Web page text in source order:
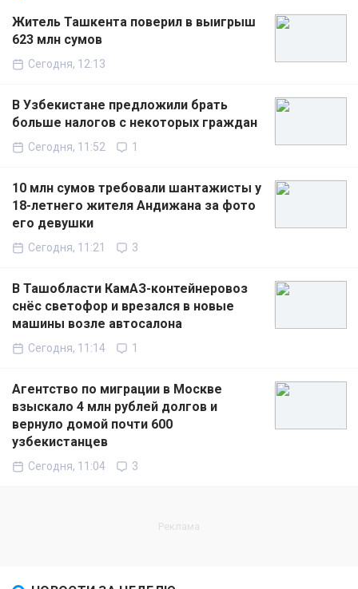
Житель Ташкента поверил в выигрыш
623 млн сумов
Сегодня, 12:13
В Узбекистане предложили брать
больше налогов с некоторых граждан
Сегодня, 11:52 1
10 млн сумов требовали шантажисты у
18-летнего жителя Андижана за фото
его девушки
Сегодня, 11:21 3
В Ташобласти КамАЗ-контейнеровоз
снёс светофор и врезался в новые
машины возле автосалона
Сегодня, 11:14 1
Агентство по миграции в Москве
взыскало 4 млн рублей долгов и
вернуло домой почти 600
узбекистанцев
Сегодня, 11:04 3